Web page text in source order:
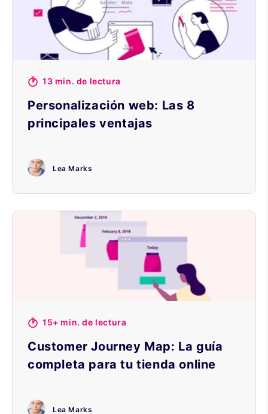
13 min. de lectura
Personalización web: Las 8
principales ventajas
Lea Marks
15+ min. de lectura
Customer Journey Map: La guía
completa para tu tienda online
Lea Marks